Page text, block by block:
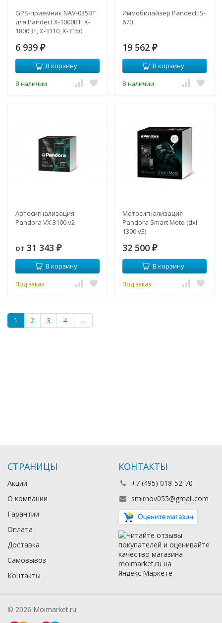
GPS-приёмник NAV-035BT
для Pandect X-1000BT, X-
1800BT, X-3110, X-3150
6 939 ₽
В корзину
В наличии
Иммобилайзер Pandeсt IS-
670
19 562 ₽
В корзину
В наличии
Автосигнализация
Pandora VX 3100 v2
от 31 343 ₽
В корзину
Под заказ
Мотосигнализация
Pandora Smart Moto (dxl
1300 v3)
32 500 ₽
В корзину
Под заказ
1 2 3 4 →
СТРАНИЦЫ
Акции
О компании
Гарантии
Оплата
Доставка
Самовывоз
Контакты
КОНТАКТЫ
+7 (495) 018-52-70
smirnov055@gmail.com
© 2026 Moimarket.ru